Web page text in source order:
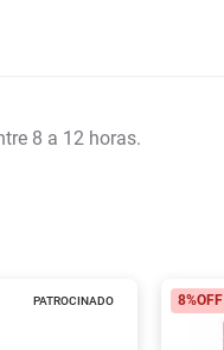
8 a 12 horas.
PATROCINADO 8%OFF